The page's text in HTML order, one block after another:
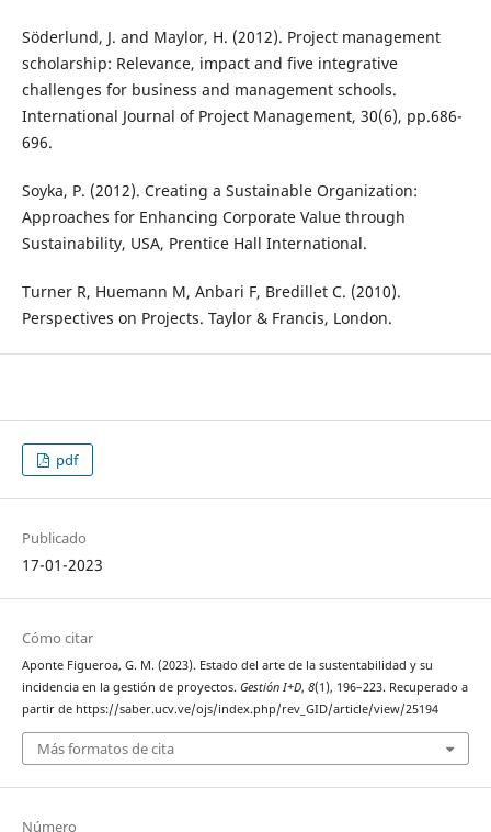
Söderlund, J. and Maylor, H. (2012). Project management
scholarship: Relevance, impact and five integrative
challenges for business and management schools.
International Journal of Project Management, 30(6), pp.686-
696.
Soyka, P. (2012). Creating a Sustainable Organization:
Approaches for Enhancing Corporate Value through
Sustainability, USA, Prentice Hall International.
Turner R, Huemann M, Anbari F, Bredillet C. (2010).
Perspectives on Projects. Taylor & Francis, London.
pdf
Publicado
17-01-2023
Cómo citar
Aponte Figueroa, G. M. (2023). Estado del arte de la sustentabilidad y su
incidencia en la gestión de proyectos. Gestión I+D, 8(1), 196–223. Recuperado a
partir de https://saber.ucv.ve/ojs/index.php/rev_GID/article/view/25194
Más formatos de cita
Número